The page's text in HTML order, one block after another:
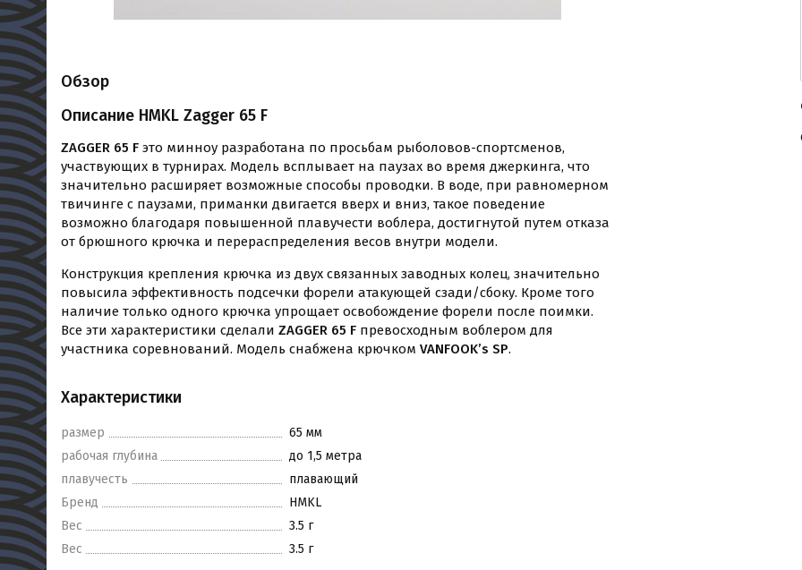
Обзор
Описание HMKL Zagger 65 F
ZAGGER 65 F это минноу разработана по просьбам рыболовов-спортсменов,
участвующих в турнирах. Модель всплывает на паузах во время джеркинга, что
значительно расширяет возможные способы проводки. В воде, при равномерном
твичинге с паузами, приманки двигается вверх и вниз, такое поведение
возможно благодаря повышенной плавучести воблера, достигнутой путем отказа
от брюшного крючка и перераспределения весов внутри модели.
Конструкция крепления крючка из двух связанных заводных колец, значительно
повысила эффективность подсечки форели атакующей сзади/сбоку. Кроме того
наличие только одного крючка упрощает освобождение форели после поимки.
Все эти характеристики сделали ZAGGER 65 F превосходным воблером для
участника соревнований. Модель снабжена крючком VANFOOK’s SP.
Характеристики
размер
65 мм
рабочая глубина
до 1,5 метра
плавучесть
плавающий
Бренд
HMKL
Вес
3.5 г
Вес
3.5 г